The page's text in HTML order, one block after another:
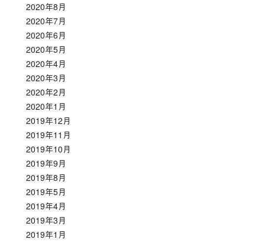
2020年8月
2020年7月
2020年6月
2020年5月
2020年4月
2020年3月
2020年2月
2020年1月
2019年12月
2019年11月
2019年10月
2019年9月
2019年8月
2019年5月
2019年4月
2019年3月
2019年1月